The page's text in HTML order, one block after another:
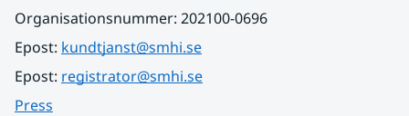
Organisationsnummer: 202100-0696
Epost: kundtjanst@smhi.se
Epost: registrator@smhi.se
Press